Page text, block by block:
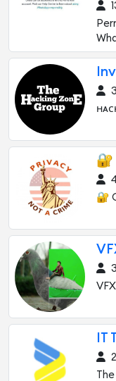
🔐
🔐
IT